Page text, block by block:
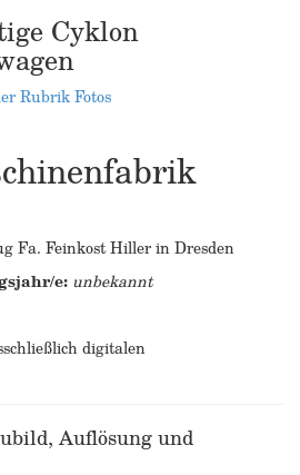
Cyklon
Rubrik Fotos
Fa. Feinkost Hiller in Dresden
e: unbekannt
digitalen
Auflösung und